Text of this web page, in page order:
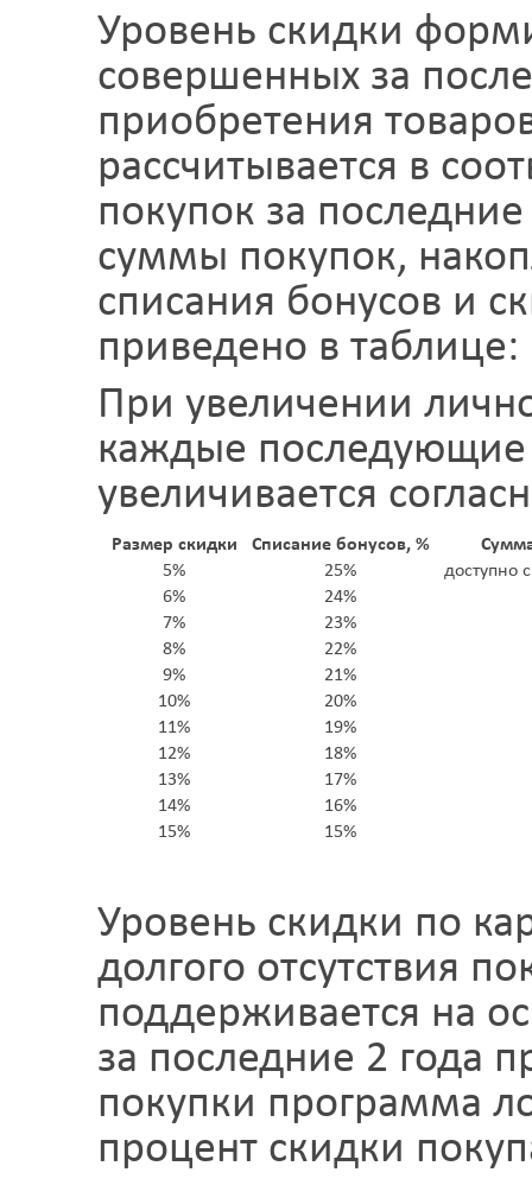
Уровень скидки
совершенных за
приобретения
рассчитывается в
покупок за
суммы покупок,
списания бонусов и
приведено в таблице:
При увеличении
каждые последующие
увеличивается
Размер скидки Списание бонусов, %
5%
25%
доступно
6%
24%
7%
23%
8%
22%
9%
21%
10%
20%
11%
19%
12%
18%
13%
17%
14%
16%
15%
15%
Уровень скидки по
долгого отсутствия
поддерживается на
за последние 2 года
покупки программа
процент скидки